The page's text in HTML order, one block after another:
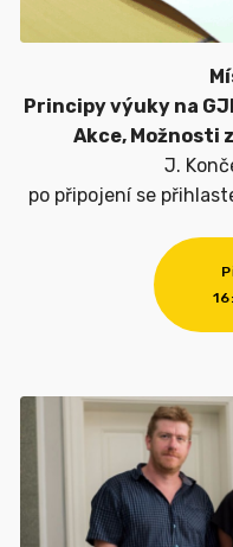
Principy výuky na
Akce, Možnosti
J.
po připojení se